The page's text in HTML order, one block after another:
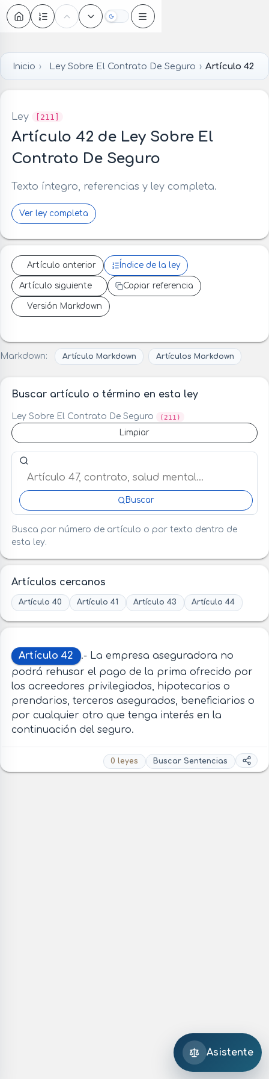
Oscuro
Inicio Ley Sobre El Contrato De Seguro Artículo 42
Ley [211]
Artículo 42 de Ley Sobre El
Contrato De Seguro
Texto íntegro, referencias y ley completa.
Ver ley completa
Artículo anterior Índice de la ley
Artículo siguiente Copiar referencia
Versión Markdown
Markdown: Artículo Markdown Artículos Markdown
Buscar artículo o término en esta ley
Ley Sobre El Contrato De Seguro (211)
Limpiar
Buscar artículo o término en esta ley
Buscar
Busca por número de artículo o por texto dentro de
esta ley.
Artículos cercanos
Artículo 40 Artículo 41 Artículo 43 Artículo 44
Artículo 42
.- La empresa aseguradora no
podrá rehusar el pago de la prima ofrecido por
los acreedores privilegiados, hipotecarios o
prendarios, terceros asegurados, beneficiarios o
por cualquier otro que tenga interés en la
continuación del seguro.
0 leyes Buscar Sentencias
Asistente